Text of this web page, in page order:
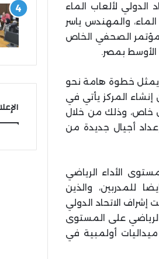
الدولي لألعاب الماء
والمهندس ياسر
الصحفي الخاص
الأوسط بمصر.
يمثل خطوة هامة نحو
المركز يأتي في
خاص، وذلك من خلال
أجيال جديدة من
الأداء الرياضي
للمدربين، والذين
إشراف الاتحاد الدولي
على المستوى
أولمبية في